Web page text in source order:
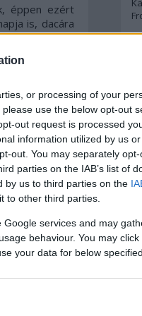
or processing of your
use the below opt-out
out request is processed
information utilized by us
out. You may separately
parties on the IAB’s list of
by us to third parties on the
to other third parties.
services and may
behaviour. You may
your data for below
éppen ezért
is, dacára
volna
az első írás
halványabb
panaszra az
de akárki
ezek a
a lelkünkig
került a
és
hiszen,
és milyen jól
Nagyon
de
ezek a